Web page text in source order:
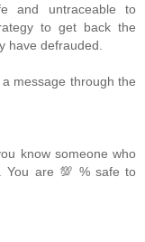
and untraceable to
to get back the
have defrauded.
message through the
know someone who
You are 💯 % safe to